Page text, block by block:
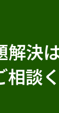
解決
相談